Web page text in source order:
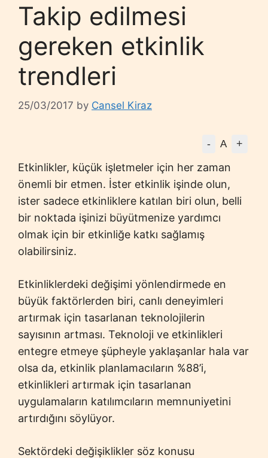
Takip edilmesi
gereken etkinlik
trendleri
25/03/2017 by Cansel Kiraz
- A +
Etkinlikler, küçük işletmeler için her zaman
önemli bir etmen. İster etkinlik işinde olun,
ister sadece etkinliklere katılan biri olun, belli
bir noktada işinizi büyütmenize yardımcı
olmak için bir etkinliğe katkı sağlamış
olabilirsiniz.
Etkinliklerdeki değişimi yönlendirmede en
büyük faktörlerden biri, canlı deneyimleri
artırmak için tasarlanan teknolojilerin
sayısının artması. Teknoloji ve etkinlikleri
entegre etmeye şüpheyle yaklaşanlar hala var
olsa da, etkinlik planlamacıların %88’i,
etkinlikleri artırmak için tasarlanan
uygulamaların katılımcıların memnuniyetini
artırdığını söylüyor.
Sektördeki değişiklikler söz konusu